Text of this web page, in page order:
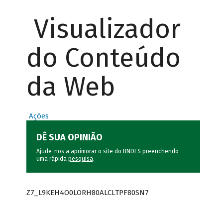
Visualizador
do Conteúdo
da Web
Ações
DÊ SUA OPINIÃO
Ajude-nos a aprimorar o site do BNDES preenchendo
uma rápida pesquisa.
Z7_L9KEH4O0LORH80ALCLTPF80SN7